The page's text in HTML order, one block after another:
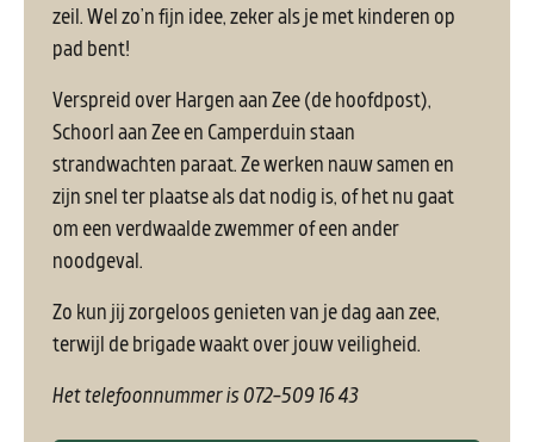
zeil. Wel zo’n fijn idee, zeker als je met kinderen op
pad bent!
Verspreid over Hargen aan Zee (de hoofdpost),
Schoorl aan Zee en Camperduin staan
strandwachten paraat. Ze werken nauw samen en
zijn snel ter plaatse als dat nodig is, of het nu gaat
om een verdwaalde zwemmer of een ander
noodgeval.
Zo kun jij zorgeloos genieten van je dag aan zee,
terwijl de brigade waakt over jouw veiligheid.
Het telefoonnummer is 072-509 16 43